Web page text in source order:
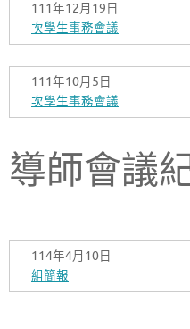
111年12月
次學生事務會議
111年10月
次學生事務會議
導師會議
114年4月
組簡報